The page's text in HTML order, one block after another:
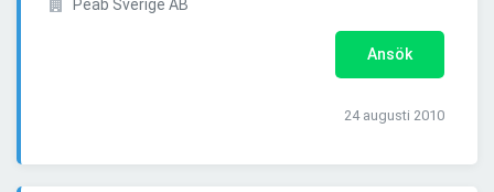
Peab Sverige AB
Ansök
24 augusti 2010